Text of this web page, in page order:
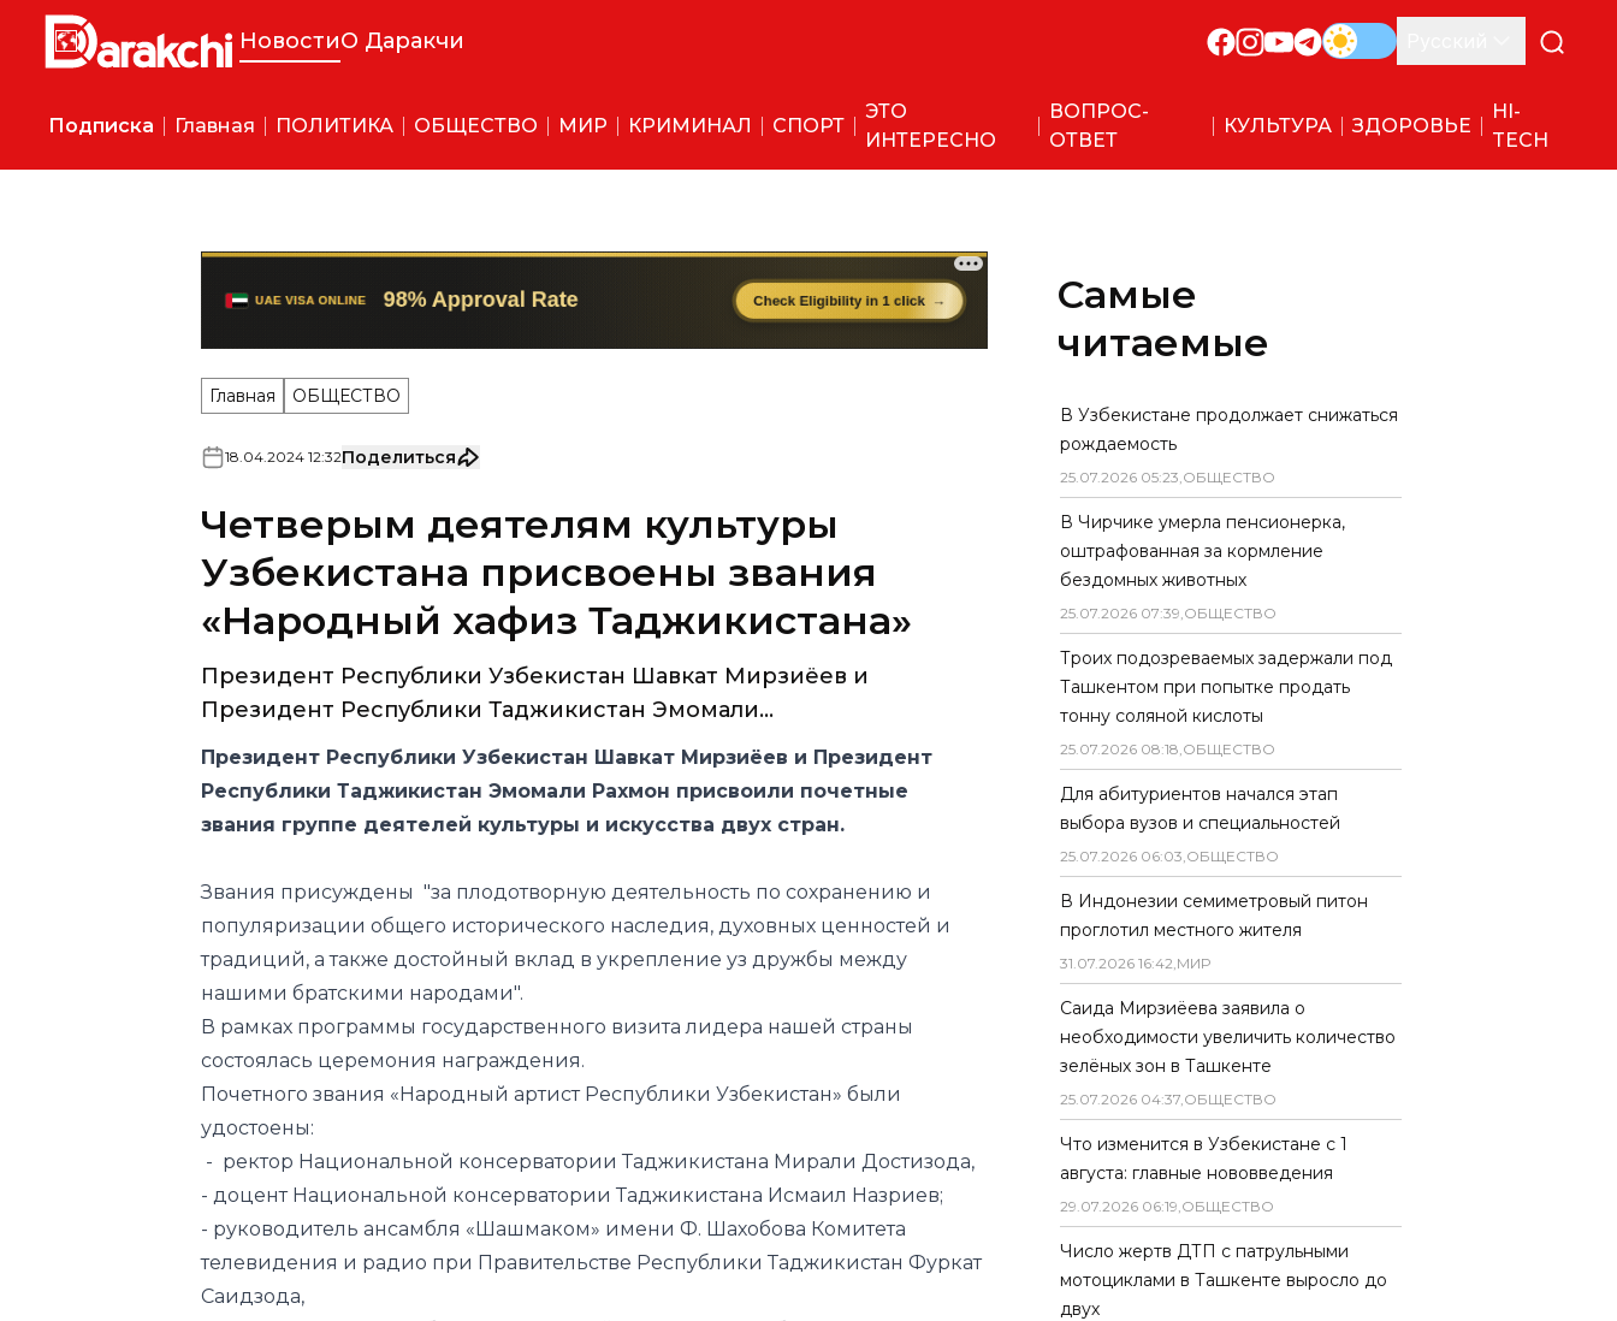
НовостиО Даракчи
Подписка Главная ПОЛИТИКА ОБЩЕСТВО МИР КРИМИНАЛ СПОРТ
ЭТО
ИНТЕРЕСНО
ВОПРОС-
ОТВЕТ
КУЛЬТУРА ЗДОРОВЬЕ
HI-
TECH
Главная ОБЩЕСТВО
Четверым деятелям культуры
Узбекистана присвоены звания
«Народный хафиз Таджикистана»
Президент Республики Узбекистан Шавкат Мирзиёев и
Президент Республики Таджикистан Эмомали...
Президент Республики Узбекистан Шавкат Мирзиёев и Президент
Республики Таджикистан Эмомали Рахмон присвоили почетные
звания группе деятелей культуры и искусства двух стран.
Звания присуждены "за плодотворную деятельность по сохранению и
популяризации общего исторического наследия, духовных ценностей и
нашими братскими народами".
В рамках программы государственного визита лидера нашей страны
состоялась церемония награждения.
Почетного звания «Народный артист Республики Узбекистан» были
удостоены:
- ректор Национальной консерватории Таджикистана Мирали Достизода,
- доцент Национальной консерватории Таджикистана Исмаил Назриев;
- руководитель ансамбля «Шашмаком» имени Ф. Шахобова Комитета
телевидения и радио при Правительстве Республики Таджикистан Фуркат
Саидзода,
- руководитель ансамбля исполнителей шашмакома Бободжон-
Гафуровского района Тулкин Тожибоев;
- художественный руководитель ансамбля «Фалак» при Таджикской
Самые
читаемые
В Узбекистане продолжает снижаться
рождаемость
25.07.2026 05:23,ОБЩЕСТВО
В Чирчике умерла пенсионерка,
оштрафованная за кормление
бездомных животных
25.07.2026 07:39,ОБЩЕСТВО
Троих подозреваемых задержали под
Ташкентом при попытке продать
тонну соляной кислоты
25.07.2026 08:18,ОБЩЕСТВО
Для абитуриентов начался этап
выбора вузов и специальностей
25.07.2026 06:03,ОБЩЕСТВО
В Индонезии семиметровый питон
проглотил местного жителя
31.07.2026 16:42,МИР
Саида Мирзиёева заявила о
необходимости увеличить количество
зелёных зон в Ташкенте
25.07.2026 04:37,ОБЩЕСТВО
Что изменится в Узбекистане с 1
августа: главные нововведения
29.07.2026 06:19,ОБЩЕСТВО
Число жертв ДТП с патрульными
мотоциклами в Ташкенте выросло до
двух